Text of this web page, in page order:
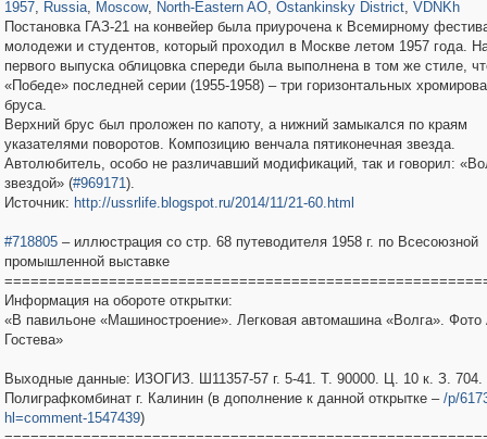
1957, Russia, Moscow, North-Eastern AO, Ostankinsky District, VDNKh
Постановка ГАЗ-21 на конвейер была приурочена к Всемирному
молодежи и студентов, который проходил в Москве летом 1957 года.
первого выпуска облицовка спереди была выполнена в том же стиле,
«Победе» последней серии (1955-1958) – три горизонтальных
бруса.
Верхний брус был проложен по капоту, а нижний замыкался по краям
указателями поворотов. Композицию венчала пятиконечная звезда.
Автолюбитель, особо не различавший модификаций, так и говорил:
звездой» (#969171).
Источник: http://ussrlife.blogspot.ru/2014/11/21-60.html
#718805– иллюстрация со стр. 68 путеводителя 1958 г. по Всесоюзной
промышленной выставке
Информация на обороте открытки:
«В павильоне «Машиностроение». Легковая автомашина «Волга». Фото
Гостева»
Выходные данные: ИЗОГИЗ. Ш11357-57 г. 5-41. Т. 90000. Ц. 10 к. З. 704.
Полиграфкомбинат г. Калинин (в дополнение к данной открытке – /p/
hl=comment-1547439)